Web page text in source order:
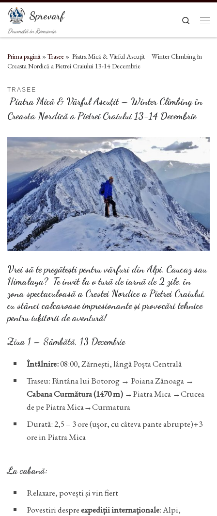
Sari la conținut
Sprevarf
Drumetii in Romania
Search
Prima pagină »Trasee » Piatra Mică & Vârful Ascuțit – Winter Climbing în
Creasta Nordică a Pietrei Craiului 13-14 Decembrie
TRASEE
Piatra Mică & Vârful Ascuțit – Winter Climbing în
Creasta Nordică a Pietrei Craiului 13-14 Decembrie
Vrei să te pregătești pentruvârfuri din Alpi, Caucaz sau
Himalaya? Te invit la otură de iarnă de 2 zile, în
zona spectaculoasă a Crestei Nordice a Pietrei Craiului,
cu stânci calcaroase impresionante și provocări tehnice
pentru iubitorii de aventură!
Ziua 1 – Sâmbătă, 13 Decembrie
Întâlnire:08:00, Zărnești, lângă Poșta Centrală
Traseu: Fântâna lui Botorog → Poiana Zănoaga →
Cabana Curmătura (1470 m) →Piatra Mica →Crucea
de pe Piatra Mica→Curmatura
Durată: 2,5 – 3 ore (ușor, cu câteva pante abrupte)+3
ore in Piatra Mica
La cabană:
Relaxare, povești și vin fiert
Povestiri despreexpediții internaționale: Alpi,